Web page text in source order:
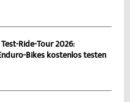
Ride-Tour 2026:
Bikes kostenlos testen